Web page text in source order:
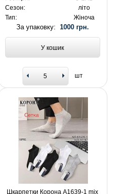
Сезон:
літо
Тип:
Жіноча
За упаковку: 1000 грн.
У кошик
шт
Шкарпетки Корона A1639-1 mix